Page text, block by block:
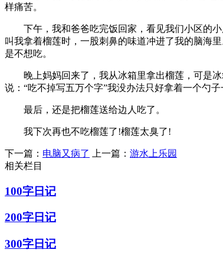
样痛苦。
下午，我和爸爸吃完饭回家，看见我们小区的小
叫我拿着榴莲时，一股刺鼻的味道冲进了我的脑海
是不想吃。
晚上妈妈回来了，我从冰箱里拿出榴莲，可是冰
说：“吃不掉写五万个字”我没办法只好拿着一个勺
最后，还是把榴莲送给边人吃了。
我下次再也不吃榴莲了!榴莲太臭了!
下一篇： 电脑又病了 上一篇： 游水上乐园
相关栏目
100字日记
200字日记
300字日记